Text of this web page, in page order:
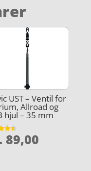
UST – Ventil for
Allroad og
hjul – 35 mm
89,00